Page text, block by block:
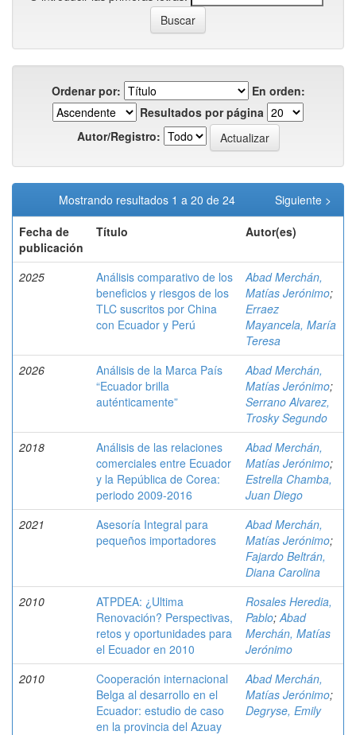
Ordenar por:
En orden:
Resultados por página
Autor/Registro:
Mostrando resultados 1 a 20 de 24
Siguiente >
Fecha de
publicación
Título Autor(es)
2025
Análisis comparativo de los
beneficios y riesgos de los
TLC suscritos por China
con Ecuador y Perú
Abad Merchán,
Matías Jerónimo;
Erraez
Mayancela, María
Teresa
2026
Análisis de la Marca País
“Ecuador brilla
auténticamente”
Abad Merchán,
Matías Jerónimo;
Serrano Alvarez,
Trosky Segundo
2018
Análisis de las relaciones
comerciales entre Ecuador
y la República de Corea:
periodo 2009-2016
Abad Merchán,
Matías Jerónimo;
Estrella Chamba,
Juan Diego
2021
Asesoría Integral para
pequeños importadores
Abad Merchán,
Matías Jerónimo;
Fajardo Beltrán,
Diana Carolina
2010
ATPDEA: ¿Ultima
Renovación? Perspectivas,
retos y oportunidades para
el Ecuador en 2010
Rosales Heredia,
Pablo;Abad
Merchán, Matías
Jerónimo
2010
Cooperación internacional
Belga al desarrollo en el
Ecuador: estudio de caso
en la provincia del Azuay
Abad Merchán,
Matías Jerónimo;
Degryse, Emily